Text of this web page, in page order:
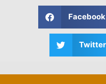
Facebook
Twitter